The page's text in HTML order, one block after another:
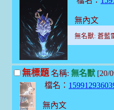
無內文
無名獸: 蒼藍
無標題 名稱: 無名獸 [20/
檔名：
無內文